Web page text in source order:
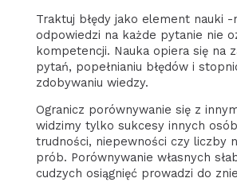
Traktuj błędy jako element nauki -
odpowiedzi na każde pytanie nie
kompetencji. Nauka opiera się na
pytań, popełnianiu błędów i
zdobywaniu wiedzy.
Ogranicz porównywanie się z
widzimy tylko sukcesy innych
trudności, niepewności czy liczby
prób. Porównywanie własnych
cudzych osiągnięć prowadzi do